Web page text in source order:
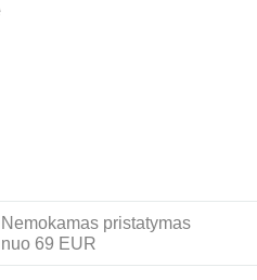
Nemokamas pristatymas
nuo 69 EUR